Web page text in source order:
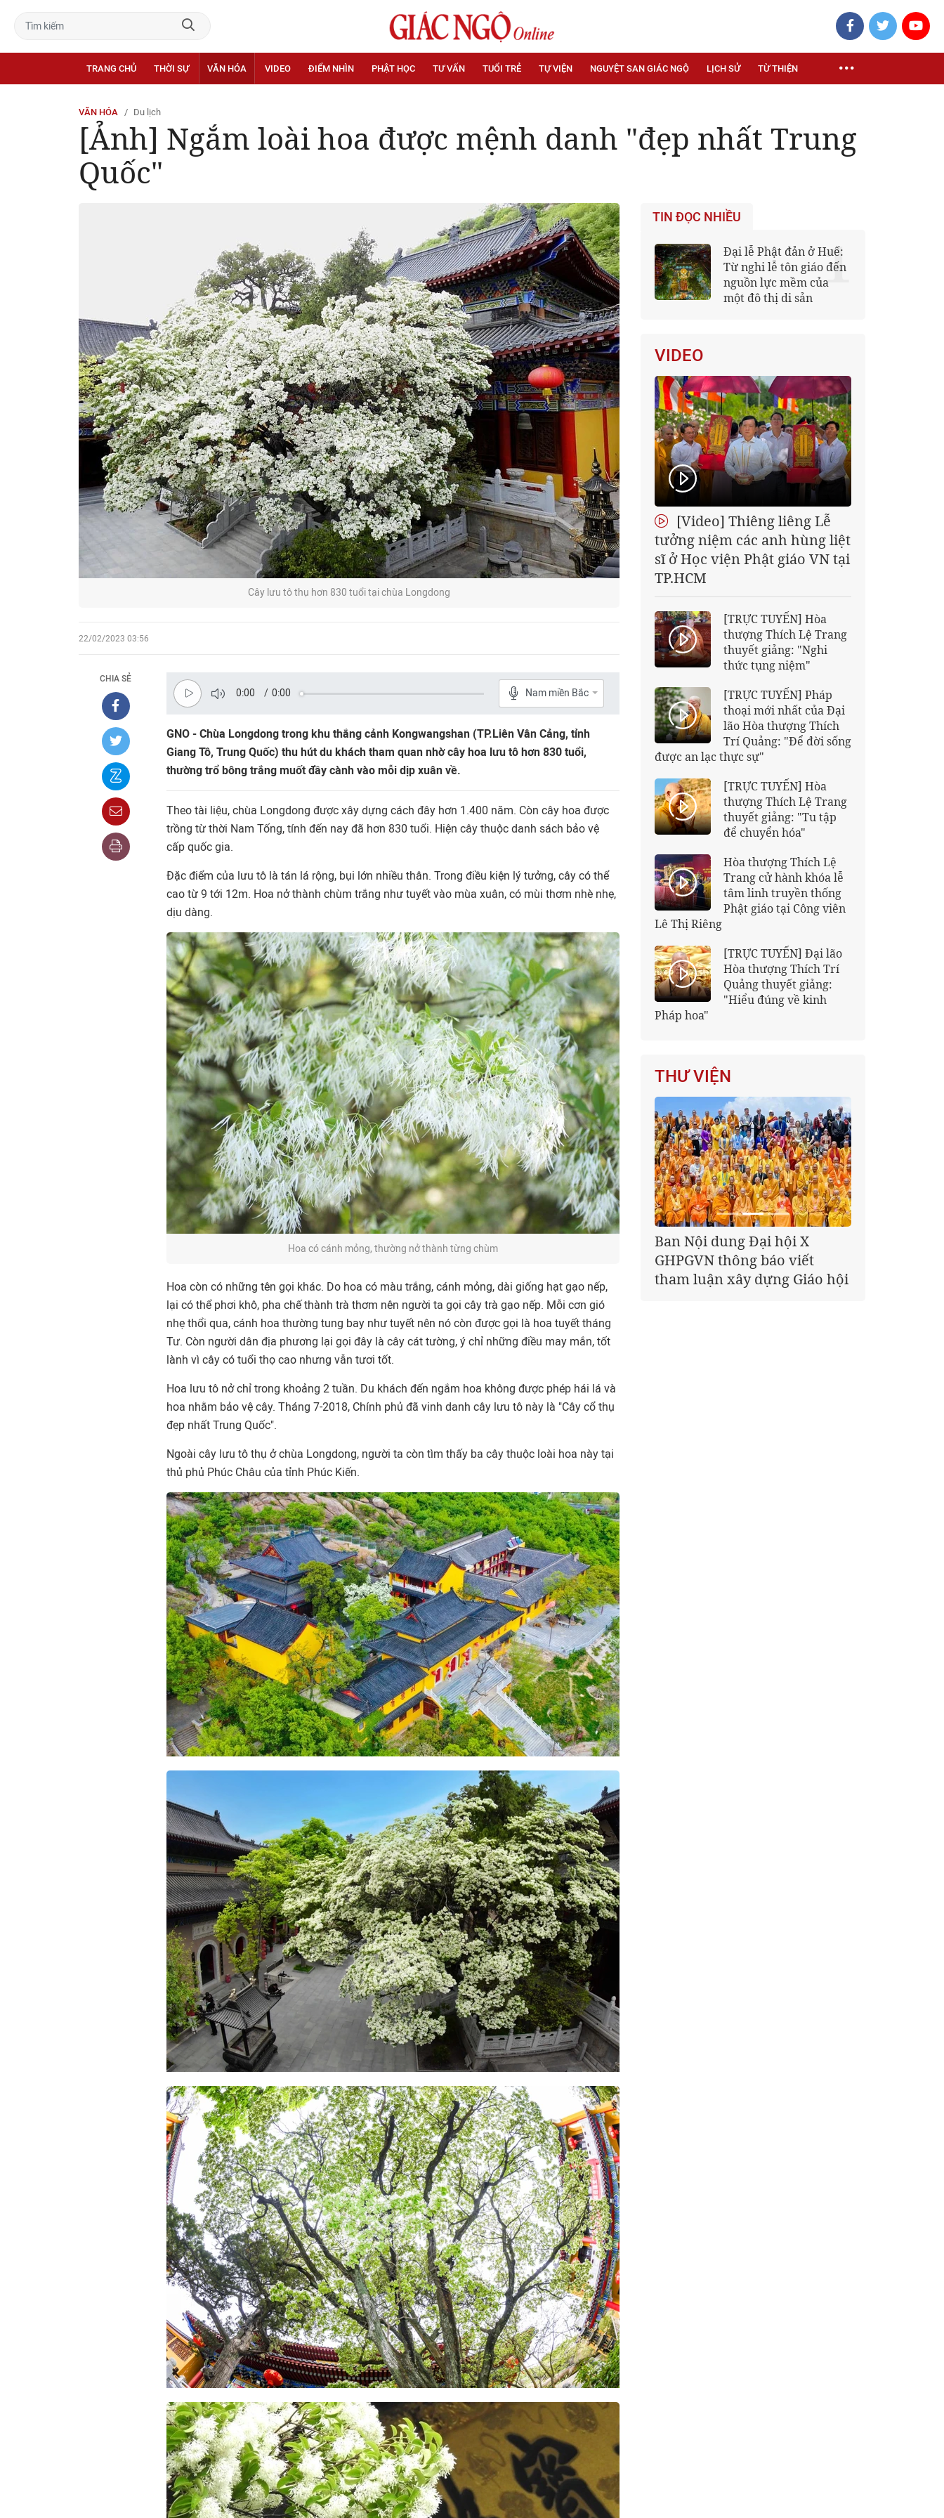
TRANG CHỦ THỜI SỰ VĂN HÓA VIDEO ĐIỂM NHÌN PHẬT HỌC TƯ VẤN TUỔI TRẺ TỰ VIỆN NGUYỆT SAN GIÁC NGỘ LỊCH SỬ TỪ THIỆN
VĂN HÓA Du lịch
[Ảnh] Ngắm loài hoa được mệnh danh "đẹp nhất Trung
Quốc"
Cây lưu tô thụ hơn 830 tuổi tại chùa Longdong
22/02/2023 03:56
CHIA SẺ
0:00 / 0:00 Nam miền Bắc
GNO - Chùa Longdong trong khu thắng cảnh Kongwangshan (TP.Liên Vân Cảng, tỉnh
Giang Tô, Trung Quốc) thu hút du khách tham quan nhờ cây hoa lưu tô hơn 830 tuổi,
thường trổ bông trắng muốt đầy cành vào mỗi dịp xuân về.
Theo tài liệu, chùa Longdong được xây dựng cách đây hơn 1.400 năm. Còn cây hoa được
trồng từ thời Nam Tống, tính đến nay đã hơn 830 tuổi. Hiện cây thuộc danh sách bảo vệ
cấp quốc gia.
Đặc điểm của lưu tô là tán lá rộng, bụi lớn nhiều thân. Trong điều kiện lý tưởng, cây có thể
cao từ 9 tới 12m. Hoa nở thành chùm trắng như tuyết vào mùa xuân, có mùi thơm nhè nhẹ,
dịu dàng.
Hoa có cánh mỏng, thường nở thành từng chùm
Hoa còn có những tên gọi khác. Do hoa có màu trắng, cánh mỏng, dài giống hạt gạo nếp,
lại có thể phơi khô, pha chế thành trà thơm nên người ta gọi cây trà gạo nếp. Mỗi cơn gió
nhẹ thổi qua, cánh hoa thường tung bay như tuyết nên nó còn được gọi là hoa tuyết tháng
Tư. Còn người dân địa phương lại gọi đây là cây cát tường, ý chỉ những điều may mắn, tốt
lành vì cây có tuổi thọ cao nhưng vẫn tươi tốt.
Hoa lưu tô nở chỉ trong khoảng 2 tuần. Du khách đến ngắm hoa không được phép hái lá và
hoa nhằm bảo vệ cây. Tháng 7-2018, Chính phủ đã vinh danh cây lưu tô này là "Cây cổ thụ
đẹp nhất Trung Quốc".
Ngoài cây lưu tô thụ ở chùa Longdong, người ta còn tìm thấy ba cây thuộc loài hoa này tại
thủ phủ Phúc Châu của tỉnh Phúc Kiến.
TIN ĐỌC NHIỀU
Đại lễ Phật đản ở Huế:
Từ nghi lễ tôn giáo đến
nguồn lực mềm của
một đô thị di sản
1
VIDEO
[Video] Thiêng liêng Lễ
tưởng niệm các anh hùng liệt
sĩ ở Học viện Phật giáo VN tại
TP.HCM
[TRỰC TUYẾN] Hòa
thượng Thích Lệ Trang
thuyết giảng: "Nghi
thức tụng niệm"
[TRỰC TUYẾN] Pháp
thoại mới nhất của Đại
lão Hòa thượng Thích
Trí Quảng: "Để đời sống
được an lạc thực sự"
[TRỰC TUYẾN] Hòa
thượng Thích Lệ Trang
thuyết giảng: "Tu tập
để chuyển hóa"
Hòa thượng Thích Lệ
Trang cử hành khóa lễ
tâm linh truyền thống
Phật giáo tại Công viên
Lê Thị Riêng
[TRỰC TUYẾN] Đại lão
Hòa thượng Thích Trí
Quảng thuyết giảng:
"Hiểu đúng về kinh
Pháp hoa"
THƯ VIỆN
Giáo hội kêu gọi Tăng Ni,
Phật tử cả nước thể hiện tấm
lòng tri ân trọn vẹn nghĩa